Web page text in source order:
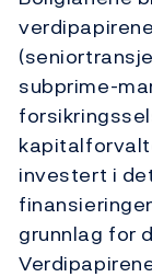
subprime-
investert i
grunnlag for